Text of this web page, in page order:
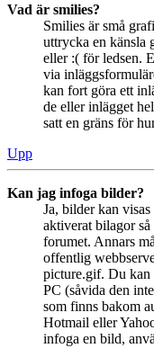
Vad är smilies?
Smilies är små
uttrycka en känsla
eller :( för ledsen.
via
kan fort göra ett
de eller inlägget
satt en gräns för
Upp
Kan jag infoga bilder?
Ja, bilder kan
aktiverat bilagor
forumet. Annars
offentlig
picture.gif. Du kan
PC (såvida den
som finns bakom
Hotmail eller
infoga en bild,